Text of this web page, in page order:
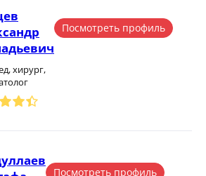
хирург,
Посмотреть профиль
Посмотреть профиль